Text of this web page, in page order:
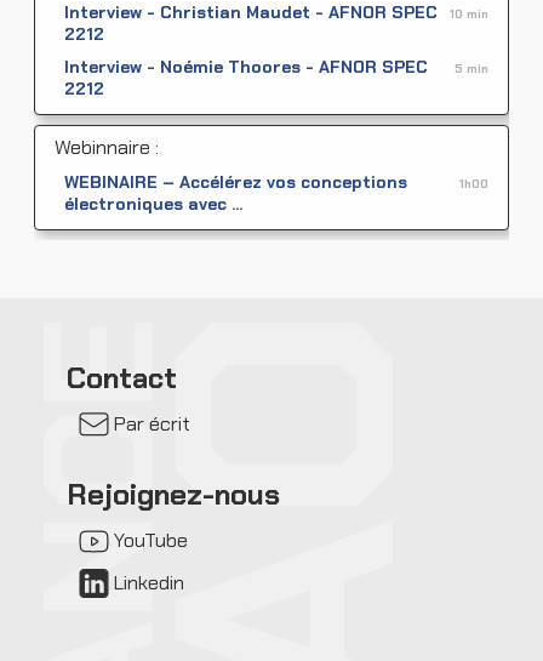
Interview - Christian Maudet - AFNOR SPEC
2212
10 min
Interview - Noémie Thoores - AFNOR SPEC
2212
5 min
Webinnaire :
WEBINAIRE – Accélérez vos conceptions
électroniques avec ...
1h00
Contact
Par écrit
Rejoignez-nous
YouTube
Linkedin